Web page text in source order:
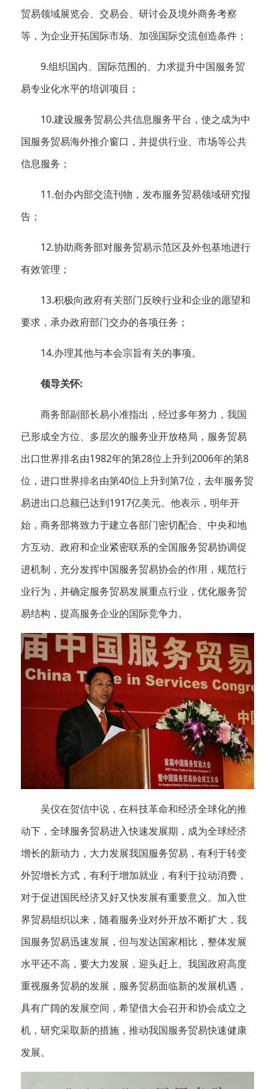
贸易领域展览会、交易会、研讨会及境外商务考察
等，为企业开拓国际市场、加强国际交流创造条件；
9.组织国内、国际范围的、力求提升中国服务贸
易专业化水平的培训项目；
10.建设服务贸易公共信息服务平台，使之成为中
国服务贸易海外推介窗口，并提供行业、市场等公共
信息服务；
11.创办内部交流刊物，发布服务贸易领域研究报
告；
12.协助商务部对服务贸易示范区及外包基地进行
有效管理；
13.积极向政府有关部门反映行业和企业的愿望和
要求，承办政府部门交办的各项任务；
14.办理其他与本会宗旨有关的事项。
领导关怀:
商务部副部长易小准指出，经过多年努力，我国
已形成全方位、多层次的服务业开放格局，服务贸易
出口世界排名由1982年的第28位上升到2006年的第8
位，进口世界排名由第40位上升到第7位，去年服务贸
易进出口总额已达到1917亿美元。他表示，明年开
始，商务部将致力于建立各部门密切配合、中央和地
方互动、政府和企业紧密联系的全国服务贸易协调促
进机制，充分发挥中国服务贸易协会的作用，规范行
业行为，并确定服务贸易发展重点行业，优化服务贸
易结构，提高服务企业的国际竞争力。
吴仪在贺信中说，在科技革命和经济全球化的推
动下，全球服务贸易进入快速发展期，成为全球经济
增长的新动力，大力发展我国服务贸易，有利于转变
外贸增长方式，有利于增加就业，有利于拉动消费，
对于促进国民经济又好又快发展有重要意义。加入世
界贸易组织以来，随着服务业对外开放不断扩大，我
国服务贸易迅速发展，但与发达国家相比，整体发展
水平还不高，要大力发展，迎头赶上。我国政府高度
重视服务贸易的发展，服务贸易面临新的发展机遇，
具有广阔的发展空间，希望借大会召开和协会成立之
机，研究采取新的措施，推动我国服务贸易快速健康
发展。